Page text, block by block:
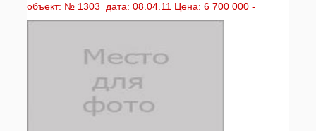
объект: № 1303 дата: 08.04.11 Цена: 6 700 000 -